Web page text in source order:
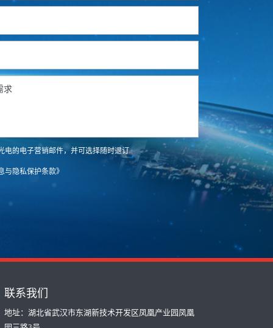
电的电子营销邮件，并可选择随时退订
与隐私保护条款》
联系我们
地址：湖北省武汉市东湖新技术开发区凤凰产业园凤凰